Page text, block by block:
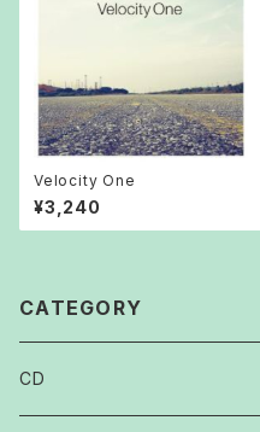
Velocity One
¥3,240
CATEGORY
CD